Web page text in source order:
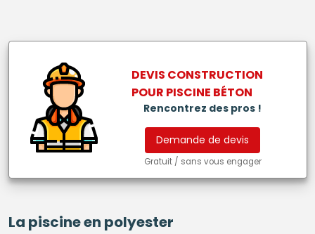
DEVIS CONSTRUCTION
POUR PISCINE BÉTON
Rencontrez des pros !
Demande de devis
Gratuit / sans vous engager
La piscineen polyester